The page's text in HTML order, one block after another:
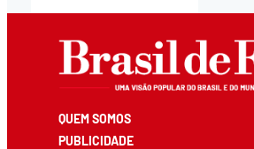
QUEM SOMOS
PUBLICIDADE